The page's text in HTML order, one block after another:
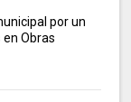
por un
Obras